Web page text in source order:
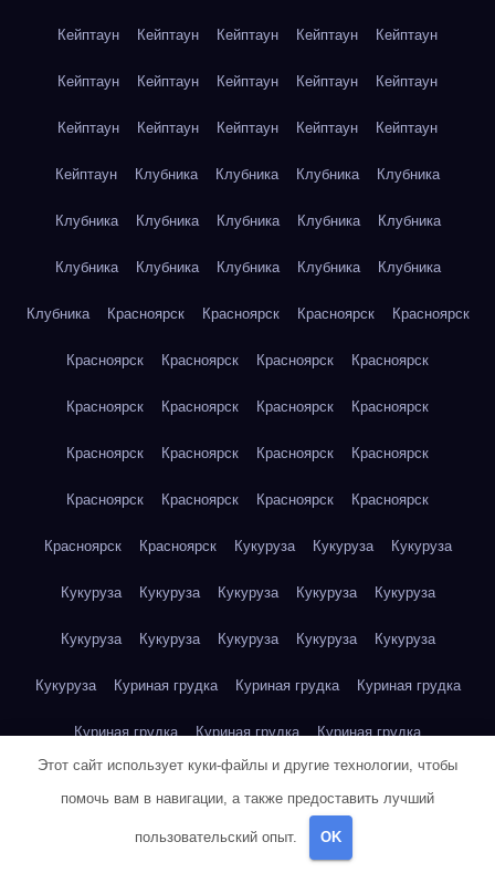
Кейптаун Кейптаун Кейптаун Кейптаун Кейптаун
Кейптаун Кейптаун Кейптаун Кейптаун Кейптаун
Кейптаун Кейптаун Кейптаун Кейптаун Кейптаун
Кейптаун Клубника Клубника Клубника Клубника
Клубника Клубника Клубника Клубника Клубника
Клубника Клубника Клубника Клубника Клубника
Клубника Красноярск Красноярск Красноярск Красноярск
Красноярск Красноярск Красноярск Красноярск
Красноярск Красноярск Красноярск Красноярск
Красноярск Красноярск Красноярск Красноярск
Красноярск Красноярск Красноярск Красноярск
Красноярск Красноярск Кукуруза Кукуруза Кукуруза
Кукуруза Кукуруза Кукуруза Кукуруза Кукуруза
Кукуруза Кукуруза Кукуруза Кукуруза Кукуруза
Кукуруза Куриная грудка Куриная грудка Куриная грудка
Куриная грудка Куриная грудка Куриная грудка
Куриная грудка Куриная грудка
Этот сайт использует куки-файлы и другие технологии, чтобы
помочь вам в навигации, а также предоставить лучший
пользовательский опыт. OK